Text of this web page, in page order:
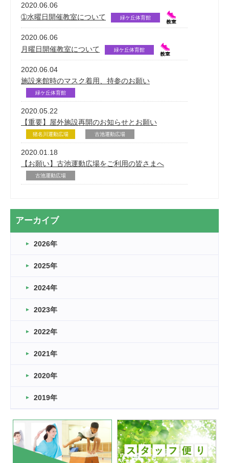
2020.06.06
➀水曜日開催教室について
緑ケ丘体育館
2020.06.06
月曜日開催教室について
緑ケ丘体育館
2020.06.04
施設来館時のマスク着用、持参のお願い
緑ケ丘体育館
2020.05.22
【重要】屋外施設再開のお知らせとお願い
猪名川運動広場 古池運動広場
2020.01.18
【お願い】古池運動広場をご利用の皆さまへ
古池運動広場
アーカイブ
2026年
2025年
2024年
2023年
2022年
2021年
2020年
2019年